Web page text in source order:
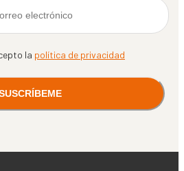
la política de privacidad